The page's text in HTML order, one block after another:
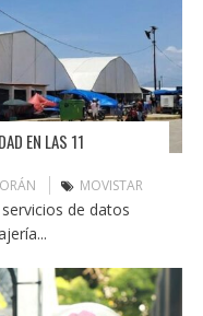
EN LAS 11
MOVISTAR
de datos